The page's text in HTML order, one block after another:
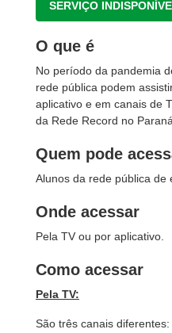
SERVIÇO
O que é
No período da pandemia
rede pública podem
aplicativo e em canais de
da Rede Record no Paraná.
Quem pode
Alunos da rede pública de
Onde acessar
Pela TV ou por aplicativo.
Como acessar
Pela TV:
São três canais